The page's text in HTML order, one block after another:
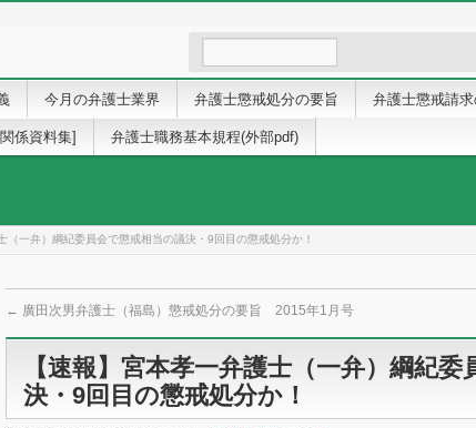
今月の弁護士業界 弁護士懲戒処分の要旨 弁護士懲戒請
係資料集] 弁護士職務基本規程(外部pdf)
（一弁）綱紀委員会で懲戒相当の議決・9回目の懲戒処分か！
← 廣田次男弁護士（福島）懲戒処分の要旨 2015年1月号
【速報】宮本孝一弁護士（一弁）綱紀
決・9回目の懲戒処分か！